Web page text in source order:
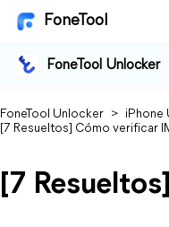
FoneTool
FoneTool Unlocker
FoneTool Unlocker > iPhone
[7 Resueltos] Cómo verificar
[7